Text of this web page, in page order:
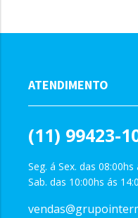
ATENDIMENTO
(11) 99423-
Seg. á Sex. das 08:00hs
Sab. das 10:00hs ás